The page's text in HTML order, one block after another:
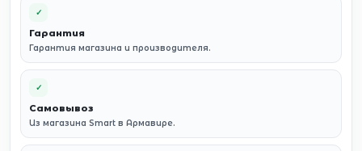
✓
Гарантия
Гарантия магазина и производителя.
✓
Самовывоз
Из магазина Smart в Армавире.